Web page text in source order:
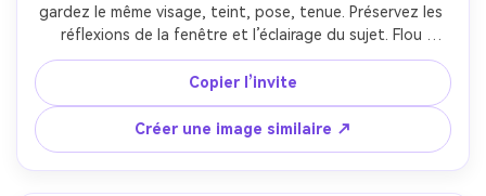
gardez le même visage, teint, pose, tenue. Préservez les
réflexions de la fenêtre et l’éclairage du sujet. Flou
modéré gardant le cadre de la fenêtre net et réaliste,
sauvegardez l’éclairage --ar 4:5
Copier l’invite
Créer une image similaire ↗